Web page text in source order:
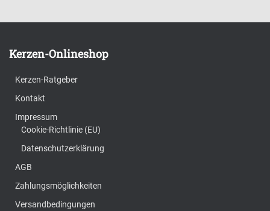
Kerzen-Onlineshop
Kerzen-Ratgeber
Kontakt
Impressum
Cookie-Richtlinie (EU)
Datenschutzerklärung
AGB
Zahlungsmöglichkeiten
Versandbedingungen